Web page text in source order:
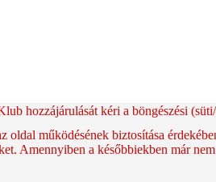
hozzájárulását kéri a böngészési
oldal működésének biztosítása
Amennyiben a későbbiekben már